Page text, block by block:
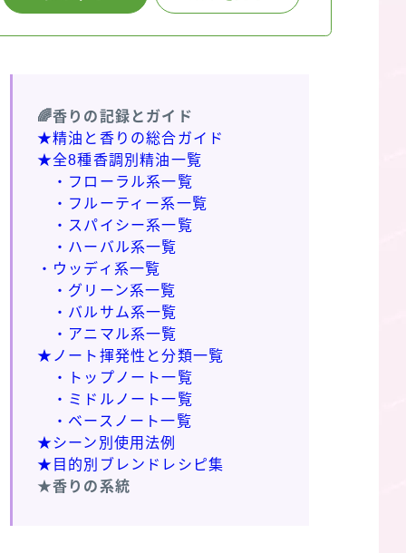
🌈香りの記録とガイド
★精油と香りの総合ガイド
★全8種香調別精油一覧
・フローラル系一覧
・フルーティー系一覧
・スパイシー系一覧
・ハーバル系一覧
・ウッディ系一覧
・グリーン系一覧
・バルサム系一覧
・アニマル系一覧
★ノート揮発性と分類一覧
・トップノート一覧
・ミドルノート一覧
・ベースノート一覧
★シーン別使用法例
★目的別ブレンドレシピ集
★香りの系統